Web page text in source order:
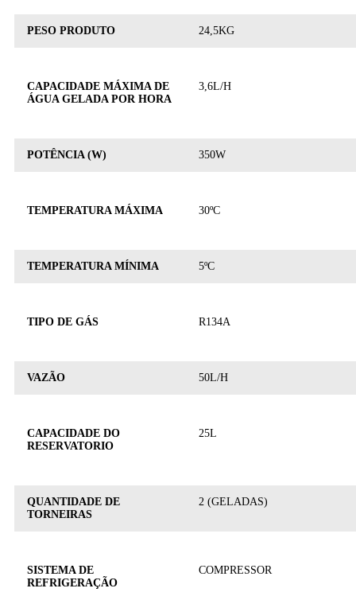
PESO PRODUTO 24,5KG
CAPACIDADE MÁXIMA DE
ÁGUA GELADA POR HORA
3,6L/H
POTÊNCIA (W) 350W
TEMPERATURA MÁXIMA 30ºC
TEMPERATURA MÍNIMA 5ºC
TIPO DE GÁS R134A
VAZÃO 50L/H
CAPACIDADE DO
RESERVATORIO
25L
QUANTIDADE DE
TORNEIRAS
2 (GELADAS)
SISTEMA DE
REFRIGERAÇÃO
COMPRESSOR